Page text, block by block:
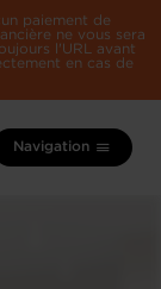
paiement de
ne vous sera
l'URL avant
en cas de
Navigation